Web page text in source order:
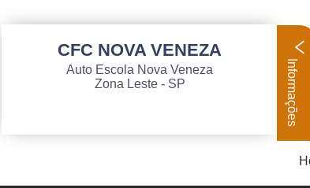
CFC NOVA VENEZA
Auto Escola Nova Veneza
Zona Leste - SP
Informações